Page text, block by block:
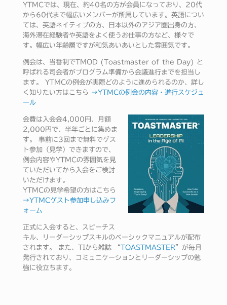
YTMCでは、現在、約40名の方が会員になっており、20代
から60代まで幅広いメンバーが所属しています。英語につい
ては、英語ネイティブの方、日本以外のアジア圏出身の方、
海外滞在経験者や英語をよく使うお仕事の方など、様々で
す。幅広い年齢層ですが和気あいあいとした雰囲気です。
例会は、当番制でTMOD (Toastmaster of the Day) と
呼ばれる司会者がプログラム準備から会議進行までを担当し
ます。 YTMCの例会が実際どのように進められるのか、詳し
く知りたい方はこちら →YTMCの例会の内容・進行スケジュ
ール
会費は入会金4,000円、月額
2,000円で、半年ごとに集めま
す。 事前に3回まで無料でゲス
ト参加（見学）できますので、
例会内容やYTMCの雰囲気を見
ていただいてから入会をご検討
いただけます。
YTMCの見学希望の方はこちら
→YTMCゲスト参加申し込みフ
ォーム
正式に入会すると、スピーチス
キル、リーダーシップスキルのベーシックマニュアルが配布
されます。 また、TIから雑誌 “TOASTMASTER”が毎月
発行されており、コミュニケーションとリーダーシップの勉
強に役立ちます。